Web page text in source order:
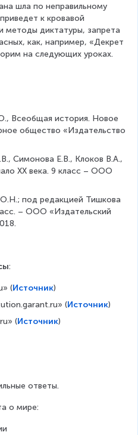
шла по неправильному
к кровавой
методы диктатуры, запрета
как, например, «Декрет
на следующих уроках.
Всеобщая история. Новое
общество «Издательство
Симонова Е.В., Клоков В.А.,
XX века. 9 класс – ООО
под редакцией Тишкова
– ООО «Издательский
:
(Источник)
(Источник)
(Источник)
ответы.
о мире: